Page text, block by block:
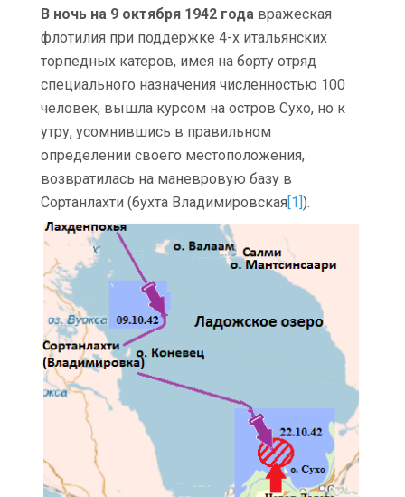
В ночь на 9 октября 1942 года вражеская
флотилия при поддержке 4-х итальянских
торпедных катеров, имея на борту отряд
специального назначения численностью 100
человек, вышла курсом на остров Сухо, но к
утру, усомнившись в правильном
определении своего местоположения,
возвратилась на маневровую базу в
Сортанлахти (бухта Владимировская[1]).